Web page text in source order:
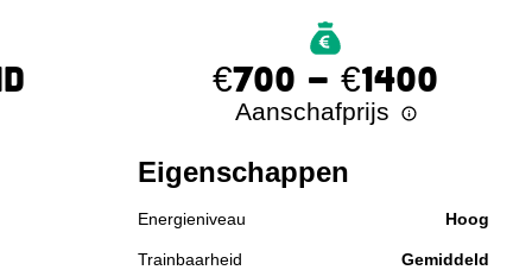
€700 - €1400
Aanschafprijs
Eigenschappen
Energieniveau Hoog
Trainbaarheid Gemiddeld